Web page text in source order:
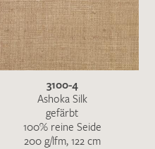
3100-4
Ashoka Silk
gefärbt
100% reine Seide
200 g/lfm, 122 cm